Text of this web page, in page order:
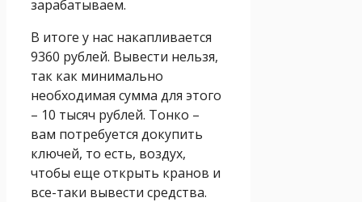
зарабатываем.
В итоге у нас накапливается
9360 рублей. Вывести нельзя,
так как минимально
необходимая сумма для этого
– 10 тысяч рублей. Тонко –
вам потребуется докупить
ключей, то есть, воздух,
чтобы еще открыть кранов и
все-таки вывести средства.